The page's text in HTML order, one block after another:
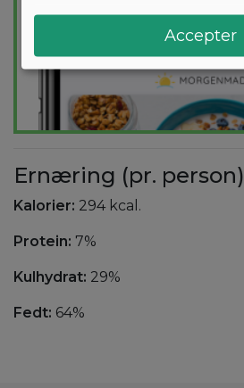
Ernæring (pr. person)
Kalorier: 294 kcal.
Protein: 7%
Kulhydrat: 29%
Fedt: 64%
Accepter